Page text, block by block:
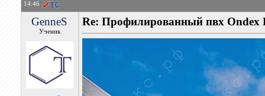
14:46
GenneS
Ученик
Re: Профилированный пвх Ondex